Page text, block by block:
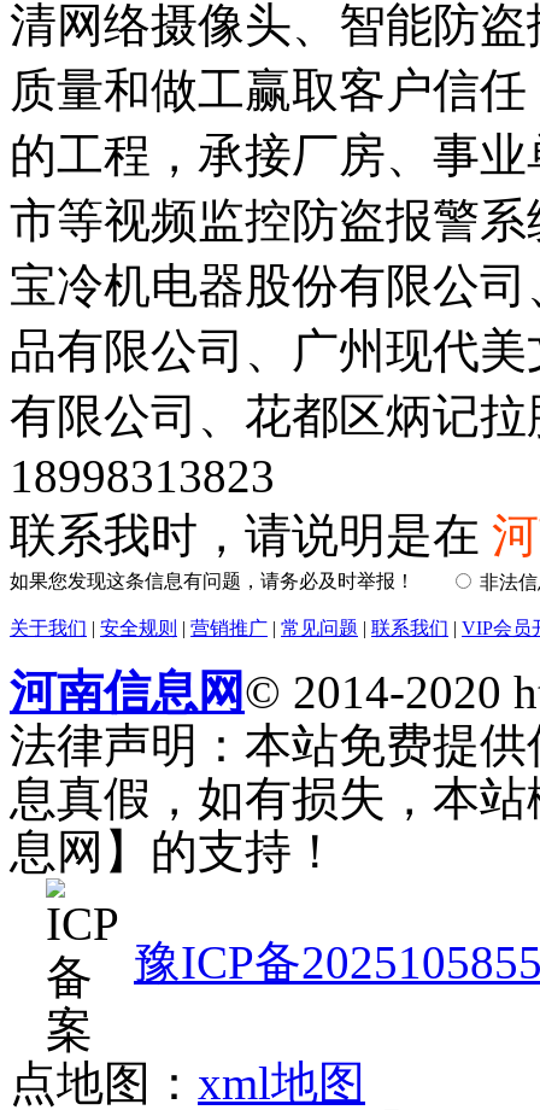
清网络摄像头、智能防
质量和做工赢取客户信
的工程，承接厂房、事
市等视频监控防盗报警
宝冷机电器股份有限公
品有限公司、广州现代
有限公司、花都区炳记
18998313823
联系我时，请说明是在
如果您发现这条信息有问题，请务必及时举报！ 非法
关于我们 | 安全规则 | 营销推广 | 常见问题 | 联系我们 | VIP会员
河南信息网© 2014-2020
法律声明：本站免费提
息真假，如有损失，本
息网】的支持！
豫ICP备
点地图： xml地图